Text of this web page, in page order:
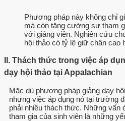
Phương pháp này không chỉ
mà còn tăng cường sự tham
với giảng viên. Nghiên cứu
hội thảo có tỷ lệ giữ chân cao
II. Thách thức trong việc áp
dạy hội thảo tại Appalachian
Mặc dù phương pháp giảng dạy
nhưng việc áp dụng nó tại trường
phải nhiều thách thức. Những vấn
tham gia của sinh viên là những